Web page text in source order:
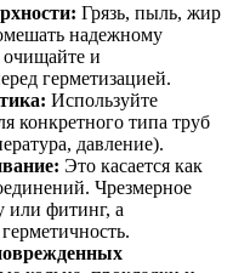
Грязь, пыль, жир
надежному
очищайте и
герметизацией.
Используйте
конкретного типа труб
давление).
Это касается как
Чрезмерное
или фитинг, а